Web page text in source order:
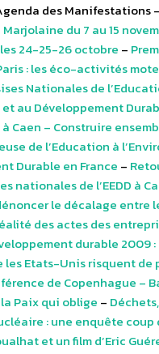
des Manifestations –
du 7 au 15
24-25-26 octobre –
: les éco-activités
Nationales de
au Développement
Caen – Construire
de l’Education à
Durable en France –
nationales de l’EEDD à
le décalage entre
des actes des
durable 2009
les Etats-Unis risquent de
de Copenhague –
Paix qui oblige –
: une enquête coup
et un film d’Eric